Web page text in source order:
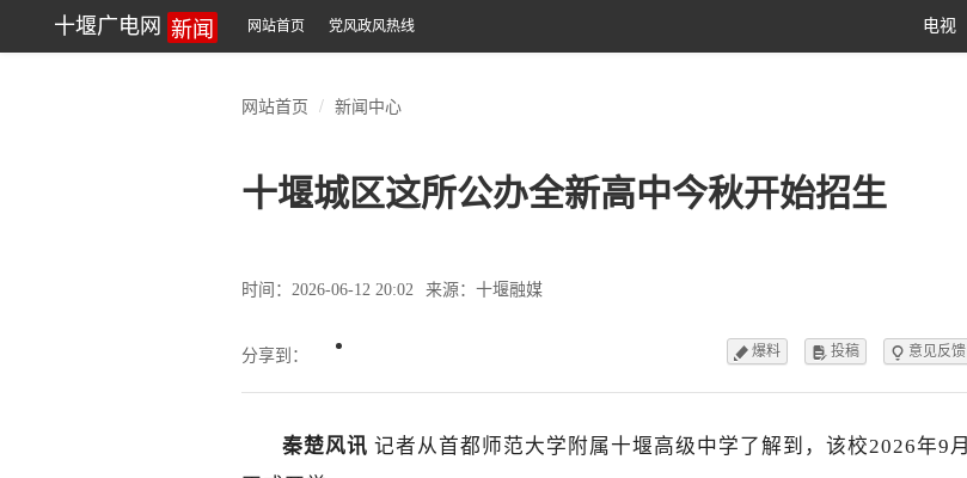
十堰广电网 新闻 网站首页 党风政风热线 电视
网站首页 新闻中心
十堰城区这所公办全新高中今秋开始招生
时间：2026-06-12 20:02 来源：十堰融媒
分享到： 爆料  投稿  意见反馈
秦楚风讯 记者从 首都师范大学附属十堰高级中学了解到，该校2026年9月